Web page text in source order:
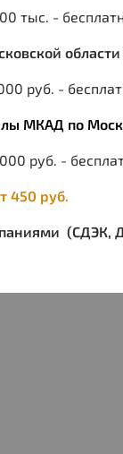
тыс. -
руб. -
МКАД по
руб. -
450 руб.
(СДЭК,